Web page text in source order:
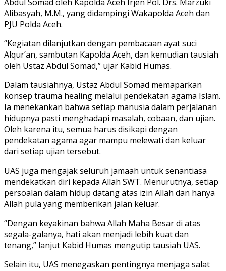
Alibasyah, M.M., yang didampingi Wakapolda Aceh dan
PJU Polda Aceh.
“Kegiatan dilanjutkan dengan pembacaan ayat suci
Alqur’an, sambutan Kapolda Aceh, dan kemudian tausiah
oleh Ustaz Abdul Somad,” ujar Kabid Humas.
Dalam tausiahnya, Ustaz Abdul Somad memaparkan
konsep trauma healing melalui pendekatan agama Islam.
Ia menekankan bahwa setiap manusia dalam perjalanan
hidupnya pasti menghadapi masalah, cobaan, dan ujian.
Oleh karena itu, semua harus disikapi dengan
pendekatan agama agar mampu melewati dan keluar
dari setiap ujian tersebut.
UAS juga mengajak seluruh jamaah untuk senantiasa
mendekatkan diri kepada Allah SWT. Menurutnya, setiap
persoalan dalam hidup datang atas izin Allah dan hanya
Allah pula yang memberikan jalan keluar.
“Dengan keyakinan bahwa Allah Maha Besar di atas
segala-galanya, hati akan menjadi lebih kuat dan
tenang,” lanjut Kabid Humas mengutip tausiah UAS.
Selain itu, UAS menegaskan pentingnya menjaga salat